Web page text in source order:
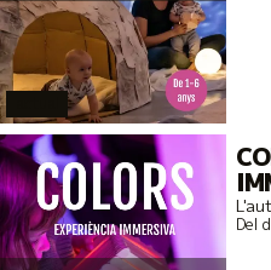
Del